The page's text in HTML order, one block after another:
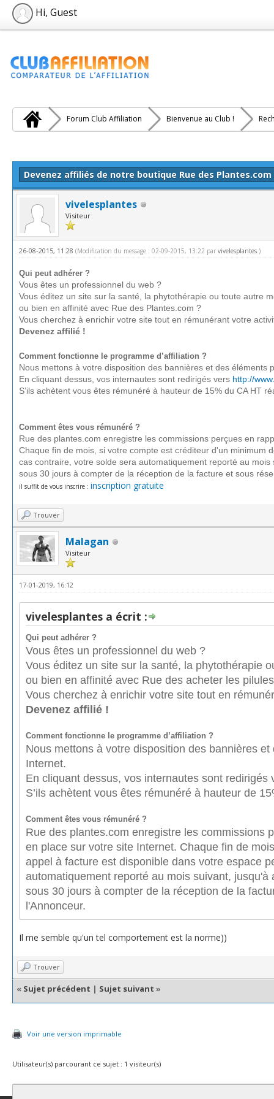
Hi, Guest
Forum Club Affiliation Bienvenue au Club !
Devenez affiliés de notre boutique Rue des Plantes.com
vivelesplantes
Visiteur
26-08-2015, 11:28 (Modification du message : 02-09-2015, 13:22 par vivelesplantes.)
Qui peut adhérer ?
Vous êtes un professionnel du web ?
Vous éditez un site sur la santé, la phytothérapie ou toute autre
ou bien en affinité avec Rue des Plantes.com ?
Vous cherchez à enrichir votre site tout en rémunérant votre
Devenez affilié !
Comment fonctionne le programme d’affiliation ?
Nous mettons à votre disposition des bannières et des
En cliquant dessus, vos internautes sont redirigés vers http://
S’ils achètent vous êtes rémunéré à hauteur de 15% du CA HT
Comment êtes vous rémunéré ?
Rue des plantes.com enregistre les commissions perçues en
Chaque fin de mois, si votre compte est créditeur d'un minimum
cas contraire, votre solde sera automatiquement reporté au
sous 30 jours à compter de la réception de la facture et sous
il suffit de vous inscrire : inscription gratuite
Trouver
Malagan
Visiteur
17-01-2019, 16:12
vivelesplantes a écrit :
Qui peut adhérer ?
Vous êtes un professionnel du web ?
Vous éditez un site sur la santé, la phytothérapie
ou bien en affinité avec Rue des acheter les
Vous cherchez à enrichir votre site tout en
Devenez affilié !
Comment fonctionne le programme d’affiliation ?
Nous mettons à votre disposition des bannières
Internet.
En cliquant dessus, vos internautes sont
S’ils achètent vous êtes rémunéré à hauteur de
Comment êtes vous rémunéré ?
Rue des plantes.com enregistre les commissions
en place sur votre site Internet. Chaque fin de
appel à facture est disponible dans votre espace
automatiquement reporté au mois suivant,
sous 30 jours à compter de la réception de la
l'Annonceur.
Il me semble qu'un tel comportement est la norme))
Trouver
« Sujet précédent | Sujet suivant »
Voir une version imprimable
Utilisateur(s) parcourant ce sujet : 1 visiteur(s)